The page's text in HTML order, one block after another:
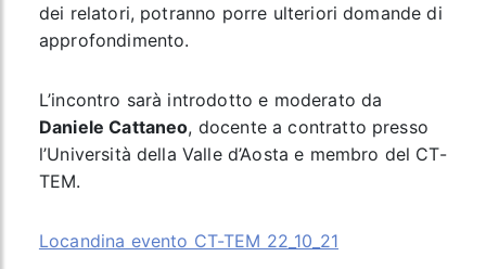
dei relatori, potranno porre ulteriori domande di
approfondimento.
L’incontro sarà introdotto e moderato da
Daniele Cattaneo, docente a contratto presso
l’Università della Valle d’Aosta e membro del CT-
TEM.
Locandina evento CT-TEM 22_10_21